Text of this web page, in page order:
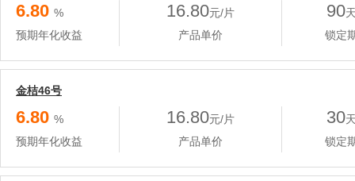
6.80 %
预期年化收益
16.80元/片
产品单价
90
锁定
金桔46号
6.80 %
预期年化收益
16.80元/片
产品单价
30
锁定